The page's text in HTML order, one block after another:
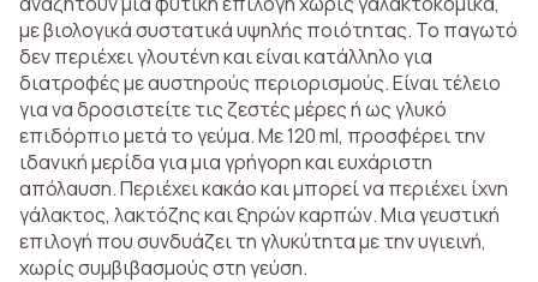
με βιολογικά συστατικά υψηλής ποιότητας. Το παγωτό
δεν περιέχει γλουτένη και είναι κατάλληλο για
διατροφές με αυστηρούς περιορισμούς. Είναι τέλειο
για να δροσιστείτε τις ζεστές μέρες ή ως γλυκό
επιδόρπιο μετά το γεύμα. Με 120 ml, προσφέρει την
ιδανική μερίδα για μια γρήγορη και ευχάριστη
απόλαυση. Περιέχει κακάο και μπορεί να περιέχει ίχνη
γάλακτος, λακτόζης και ξηρών καρπών. Μια γευστική
επιλογή που συνδυάζει τη γλυκύτητα με την υγιεινή,
χωρίς συμβιβασμούς στη γεύση.